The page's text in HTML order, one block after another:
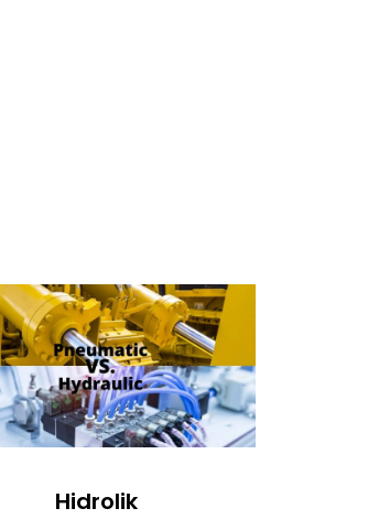
Hidrolik